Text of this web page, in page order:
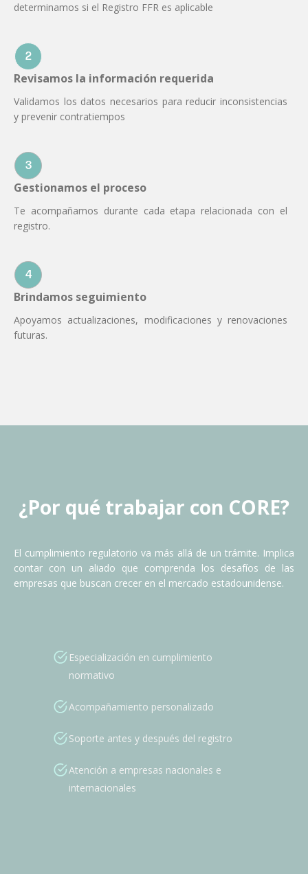
determinamos si el Registro FFR es aplicable
2
Revisamos la información requerida
Validamos los datos necesarios para reducir inconsistencias
y prevenir contratiempos
3
Gestionamos el proceso
Te acompañamos durante cada etapa relacionada con el
registro.
4
Brindamos seguimiento
Apoyamos actualizaciones, modificaciones y renovaciones
futuras.
¿Por qué trabajar con CORE?
El cumplimiento regulatorio va más allá de un trámite. Implica
contar con un aliado que comprenda los desafíos de las
empresas que buscan crecer en el mercado estadounidense.
Especialización en cumplimiento
normativo
Acompañamiento personalizado
Soporte antes y después del registro
Atención a empresas nacionales e
internacionales